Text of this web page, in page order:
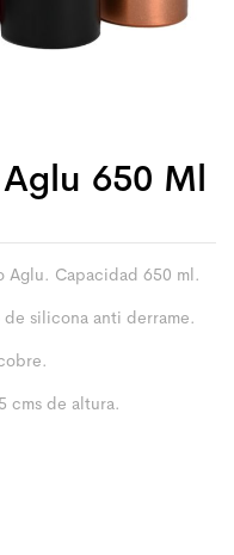
650 Ml
Capacidad 650 ml.
silicona anti derrame.
cms de altura.